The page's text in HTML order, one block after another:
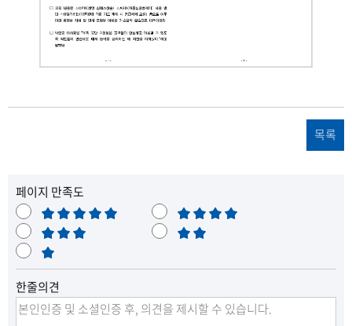
s
성
북
구
도
목록
페이지 만족도
매
우
만
족
만
족
보
통
불
매
우
불
만
한줄의견